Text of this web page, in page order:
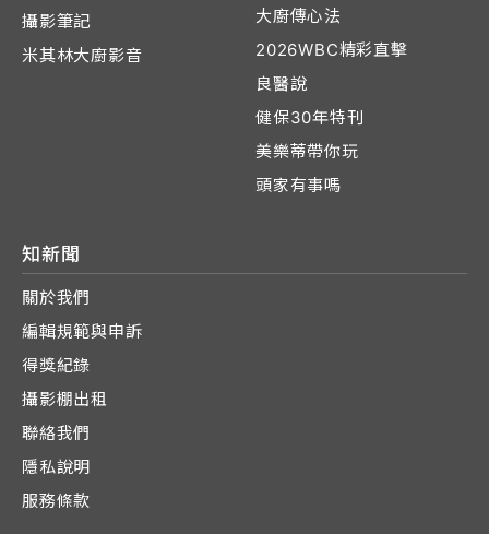
攝影筆記
米其林大廚影音
大廚傳心法
2026WBC精彩直擊
良醫說
健保30年特刊
美樂蒂帶你玩
頭家有事嗎
知新聞
關於我們
編輯規範與申訴
得獎紀錄
攝影棚出租
聯絡我們
隱私說明
服務條款